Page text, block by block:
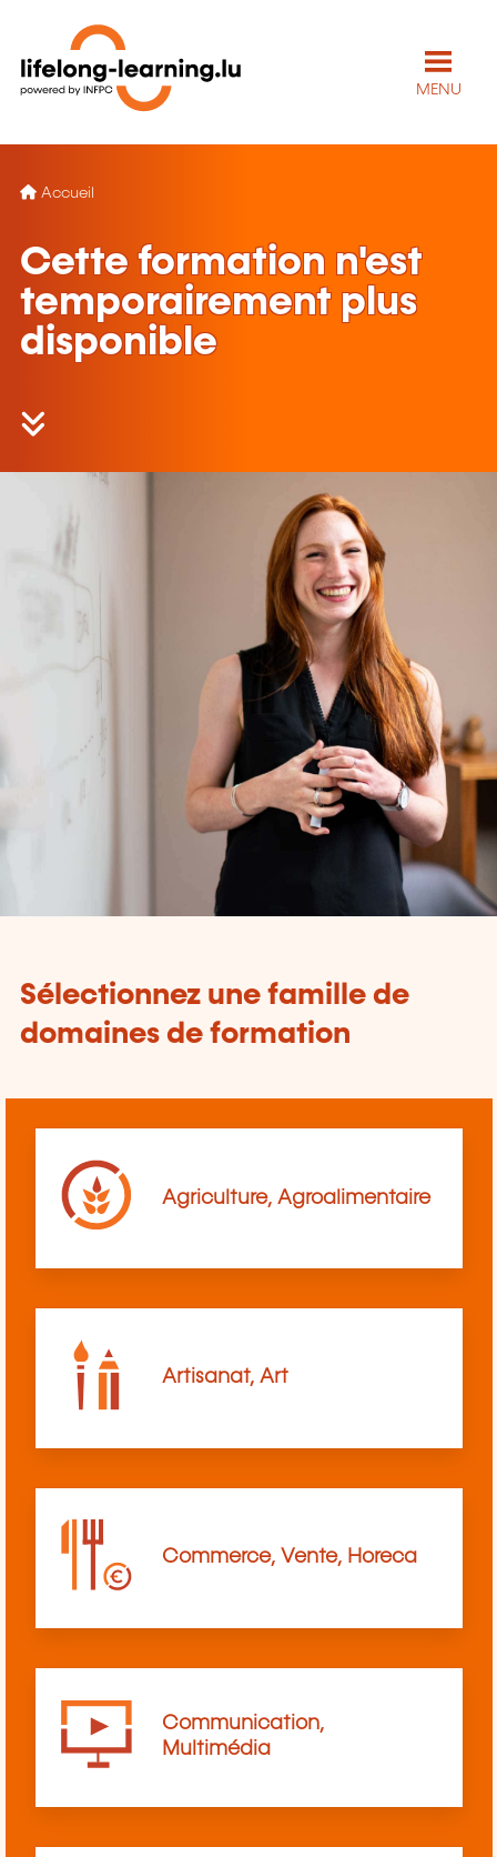
MENU
Accueil
Cette formation n'est
temporairement plus
disponible
Sélectionnez une famille de
domaines de formation
Agriculture, Agroalimentaire
Artisanat, Art
Commerce, Vente, Horeca
Communication,
Multimédia